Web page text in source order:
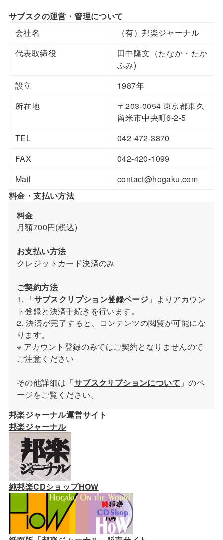
サブスクの運営・管理について
会社名
（有）邦楽ジャーナル
代表取締役
田中隆文（たなか・たか
ふみ)
設立
1987年
所在地
〒203-0054 東京都東久
留米市中央町6-2-5
TEL
042-472-3870
FAX
042-420-1099
Mail
contact@hogaku.com
料金・支払い方法
料金
月額700円(税込)
お支払い方法
クレジットカード決済のみ
ご契約方法
1. 「サブスクリプション登録ページ 」よりアカウン
ト登録と決済手続きを行います。
2. 決済が完了すると、コンテンツの閲覧が可能にな
ります。
※ アカウント登録のみではご契約となりませんので
ご注意ください
その他詳細は「サブスクリプションについて 」のペ
ージをご覧ください。
邦楽ジャーナル運営サイト
邦楽ジャーナル
純邦楽CDショップHOW